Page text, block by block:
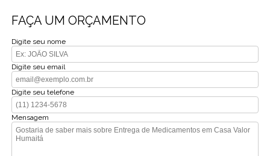
FAÇA UM ORÇAMENTO
Digite seu nome
Digite seu email
Digite seu telefone
Mensagem